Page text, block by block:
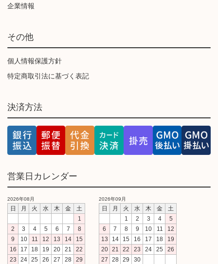
企業情報
その他
個人情報保護方針
特定商取引法に基づく表記
決済方法
営業日カレンダー
2026年08月
日 月 火 水 木 金
土
1
2
3 4 5 6 7
8
9
10 11 12 13 14
15
16
17 18 19 20 21
22
23
24 25 26 27 28 29
2026年09月
日 月 火 水 木 金
土
1
2 3 4
5
6
7 8 9 10 11
12
13
14 15 16 17 18
19
20
21 22 23 24 25
26
27
28 29 30